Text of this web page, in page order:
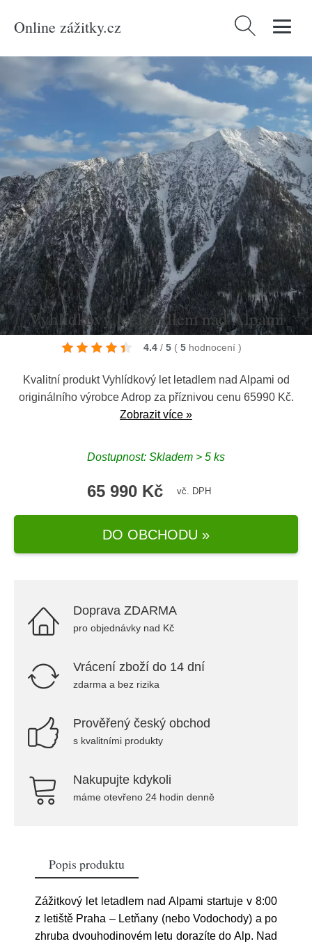
Online zážitky.cz Vyhledávání
Vzduch/ Vyhlídkové lety / Vyhlídkový let
letadlem nad Alpami
Vyhlídkový let letadlem nad Alpami
4.4 / 5 ( 5 hodnocení )
Kvalitní produkt Vyhlídkový let letadlem nad Alpami od
originálního výrobceAdropza příznivou cenu 65990 Kč.
Zobrazit více »
Dostupnost: Skladem > 5 ks
65 990 Kč vč. DPH
DO OBCHODU »
Doprava ZDARMA
pro objednávky nad Kč
Vrácení zboží do 14 dní
zdarma a bez rizika
Prověřený český obchod
s kvalitními produkty
Nakupujte kdykoli
máme otevřeno 24 hodin denně
Popis produktu
Zážitkový let letadlem nad Alpami startuje v 8:00
z letiště Praha – Letňany (nebo Vodochody) a po
zhruba dvouhodinovém letu dorazíte do Alp. Nad